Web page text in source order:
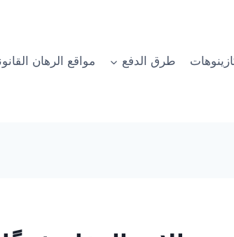
طرق الدفع مواقع الرهان